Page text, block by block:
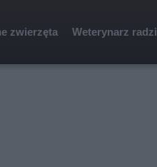
zwierzęta Weterynarz radzi